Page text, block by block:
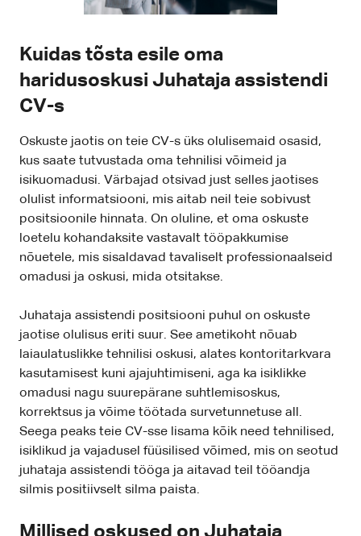
Kuidas tõsta esile oma
haridusoskusi Juhataja assistendi
CV-s
Oskuste jaotis on teie CV-s üks olulisemaid osasid,
kus saate tutvustada oma tehnilisi võimeid ja
isikuomadusi. Värbajad otsivad just selles jaotises
olulist informatsiooni, mis aitab neil teie sobivust
positsioonile hinnata. On oluline, et oma oskuste
loetelu kohandaksite vastavalt tööpakkumise
nõuetele, mis sisaldavad tavaliselt professionaalseid
omadusi ja oskusi, mida otsitakse.
Juhataja assistendi positsiooni puhul on oskuste
jaotise olulisus eriti suur. See ametikoht nõuab
laiaulatuslikke tehnilisi oskusi, alates kontoritarkvara
kasutamisest kuni ajajuhtimiseni, aga ka isiklikke
omadusi nagu suurepärane suhtlemisoskus,
korrektsus ja võime töötada survetunnetuse all.
Seega peaks teie CV-sse lisama kõik need tehnilised,
isiklikud ja vajadusel füüsilised võimed, mis on seotud
juhataja assistendi tööga ja aitavad teil tööandja
silmis positiivselt silma paista.